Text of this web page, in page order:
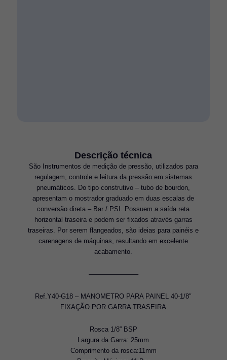
Descrição técnica
São Instrumentos de medição de pressão, utilizados para
regulagem, controle e leitura da pressão em sistemas
pneumáticos. Do tipo construtivo – tubo de bourdon,
apresentam o mostrador graduado em duas escalas de
conversão direta – Bar / PSI. Possuem a saída reta
horizontal traseira e podem ser fixados através garras
traseiras. Por serem flangeados, são ideias para painéis e
carenagens de máquinas, resultando em excelente
acabamento.
———————–
Ref.Y40-G18 – MANOMETRO PARA PAINEL 40-1/8″
FIXAÇÃO POR GARRA TRASEIRA
Rosca 1/8” BSP
Largura da Garra: 25mm
Comprimento da rosca:11mm